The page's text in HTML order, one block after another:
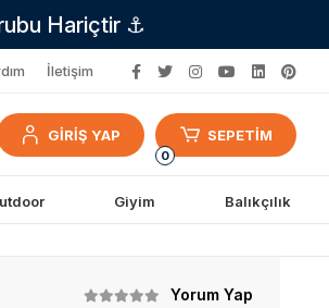
Hariçtir ⚓
İletişim
GİRİŞ YAP
0
SEPETİM
Giyim Balıkçılık
Yorum Yap